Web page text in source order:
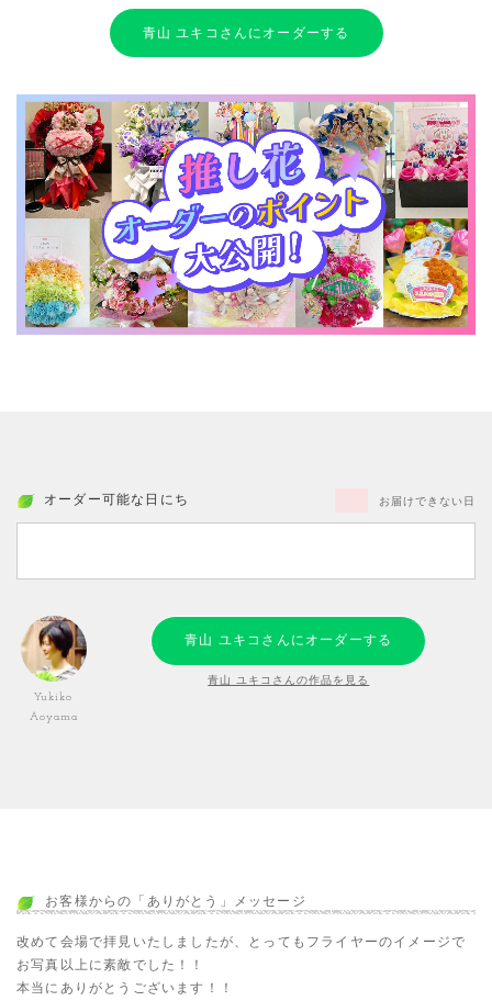
青山 ユキコさんにオーダーする
オーダー可能な日にち お届けできない日
Yukiko
Aoyama
青山 ユキコさんにオーダーする
青山 ユキコさんの作品を見る
お客様からの「ありがとう」メッセージ
改めて会場で拝見いたしましたが、とってもフライヤーのイメージで
お写真以上に素敵でした！！
本当にありがとうございます！！